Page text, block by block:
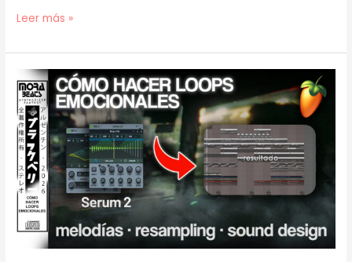
[
]
para
esto
se
hizo
serum
2
(prod.
mora)
[70]
Leer más »